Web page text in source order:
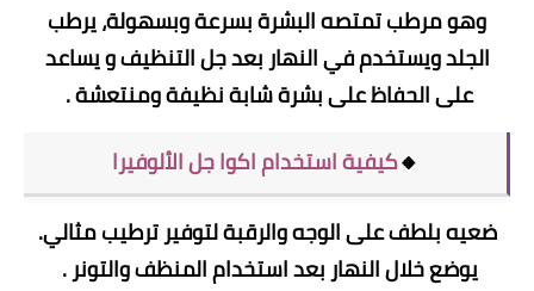
وهو مرطب تمتصه البشرة بسرعة وبسهولة، يرطب
الجلد ويستخدم في النهار بعد جل التنظيف و يساعد
على الحفاظ على بشرة شابة نظيفة ومنتعشة .
🔸كيفية استخدام اكوا جل الألوفيرا
ضعيه بلطف على الوجه والرقبة لتوفير ترطيب مثالي.
يوضع خلال النهار بعد استخدام المنظف والتونر .